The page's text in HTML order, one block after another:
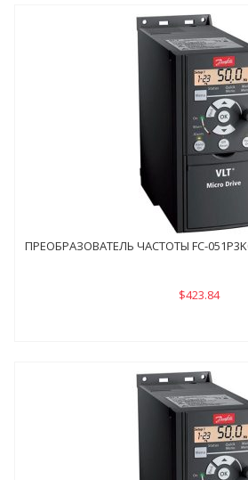
ПРЕОБРАЗОВАТЕЛЬ ЧАСТОТЫ FC-
$423.84